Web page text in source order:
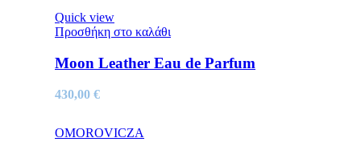
Quick view
Προσθήκη στο καλάθι
Moon Leather Eau de Parfum
430,00 €
OMOROVICZA